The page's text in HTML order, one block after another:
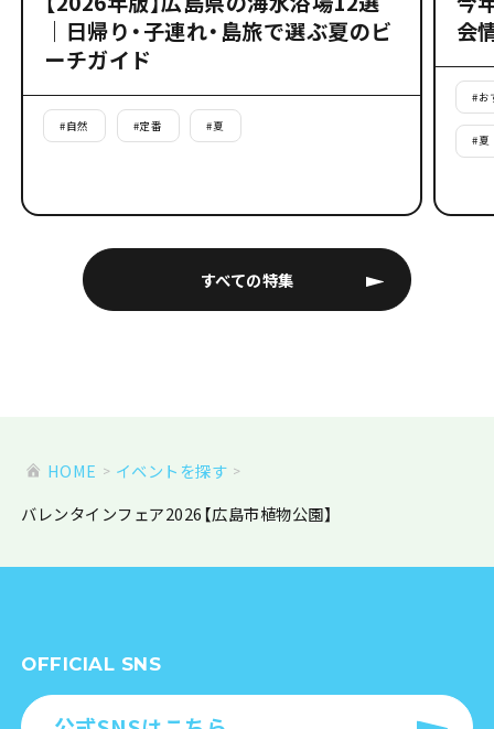
すべての特集
｜日帰り・子連れ・島旅で選ぶ夏のビ
ーチガイド
#自然 #定番 #夏
会
#お
#夏
HOME
イベントを探す
バレンタインフェア2026【広島市植物公園】
OFFICIAL SNS